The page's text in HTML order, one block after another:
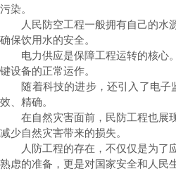
污染。
人民防空工程一般拥有自己的水源
确保饮用水的安全。
电力供应是保障工程运转的核心。
键设备的正常运作。
随着科技的进步，还引入了电子监
效、精确。
在自然灾害面前，民防工程也展现
减少自然灾害带来的损失。
人防工程的存在，不仅仅是为了应
熟虑的准备，更是对国家安全和人民